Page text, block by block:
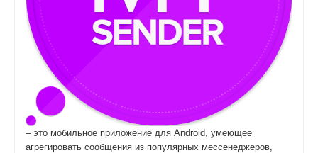
– это мобильное приложение для Android, умеющее
агрегировать сообщения из популярных мессенеджеров,